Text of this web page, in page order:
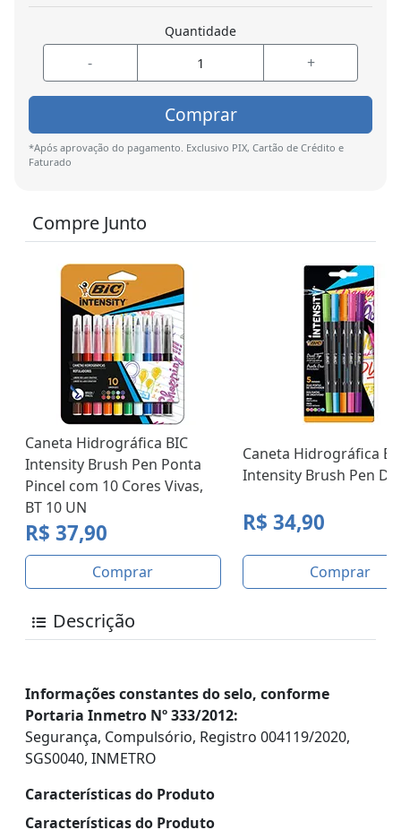
Quantidade
- +
Comprar
*Após aprovação do pagamento. Exclusivo PIX, Cartão de Crédito e
Faturado
Compre Junto
Caneta Hidrográfica BIC
Intensity Brush Pen Ponta
Pincel com 10 Cores Vivas,
BT 10 UN
R$ 37,90
Comprar
Caneta Hidrográfica
Intensity Brush Pen
R$ 34,90
Comprar
Descrição
Informações constantes do selo, conforme
Portaria Inmetro Nº 333/2012:
Segurança, Compulsório, Registro 004119/2020,
SGS0040, INMETRO
Características do Produto
Características do Produto